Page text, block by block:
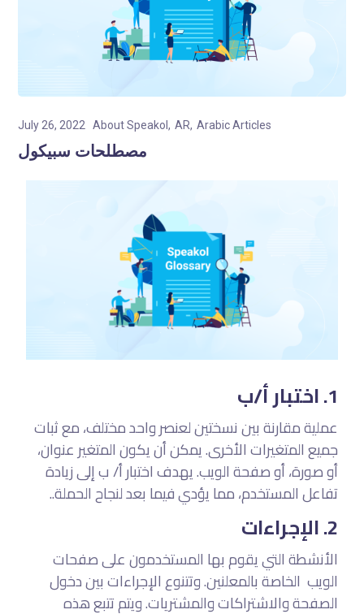
July 26, 2022 About Speakol AR Arabic Articles
مصطلحات سبيكول
1. اختبار أ/ب
عملية مقارنة بين نسختين لعنصر واحد مختلف، مع ثبات
جميع المتغيرات الأخرى. يمكن أن يكون المتغير عنوان،
أو صورة، أو صفحة الويب. يهدف اختبار أ/ ب إلى زيادة
تفاعل المستخدم، مما يؤدي فيما بعد لنجاح الحملة..
2. الإجراءات
الأنشطة التي يقوم بها المستخدمون على صفحات
الويب الخاصة بالمعلنين. وتتنوع الإجراءات بين دخول
الصفحة والاشتراكات والمشتريات. ويتم تتبع هذه